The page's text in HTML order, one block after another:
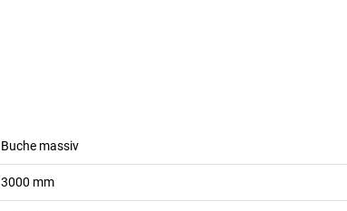
Buche massiv
3000 mm